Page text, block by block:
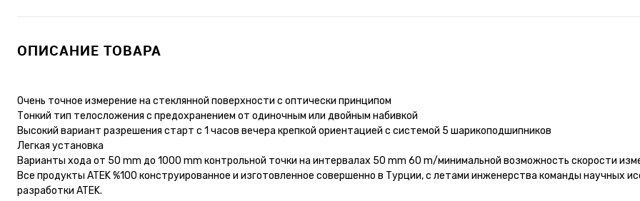
ОПИСАНИЕ ТОВАРА
Очень точное измерение на стеклянной поверхности с оптически принципом
Тонкий тип телосложения с предохранением от одиночным или двойным набивкой
Высокий вариант разрешения старт с 1 часов вечера крепкой ориентацией с системой 5 шарикоподшипников
Легкая установка
Варианты хода от 50 mm до 1000 mm контрольной точки на интервалах 50 mm 60 m/минимальной возможность скорости
Все продукты ATEK %100 конструированное и изготовленное совершенно в Турции, с летами инженерства команды научных
разработки ATEK.